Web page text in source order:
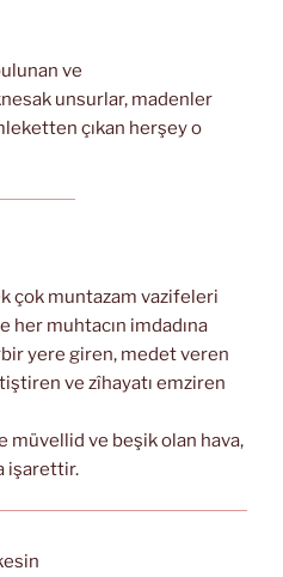
ve
unsurlar, madenler
çıkan herşey o
çok muntazam vazifeleri
her muhtacın imdadına
yere giren, medet veren
ve zîhayatı emziren
müvellid ve beşik olan hava,
işarettir.